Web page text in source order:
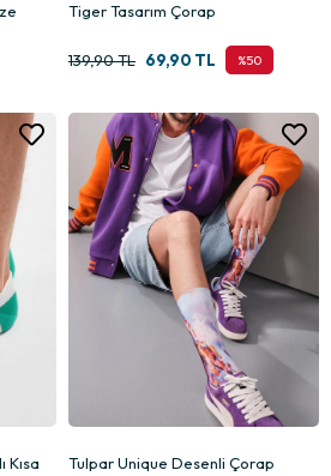
Tiger Tasarım Çorap
%50
69,90 TL
139,90 TL
Kısa
Tulpar Unique Desenli Çorap